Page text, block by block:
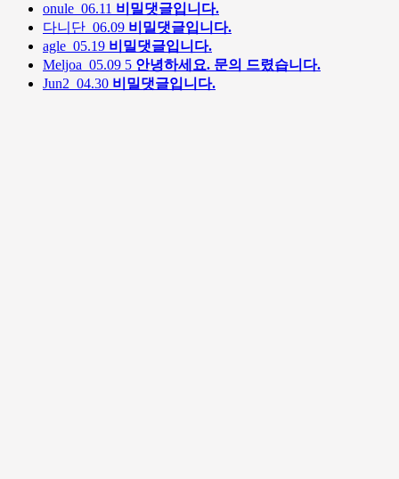
onule 06.11 비밀댓글입니다.
다니단 06.09 비밀댓글입니다.
agle 05.19 비밀댓글입니다.
Meljoa 05.09 5 안녕하세요. 문의 드렸습니다.
Jun2 04.30 비밀댓글입니다.